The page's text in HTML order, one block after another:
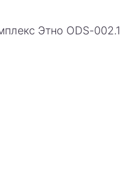
Этно ODS-002.1